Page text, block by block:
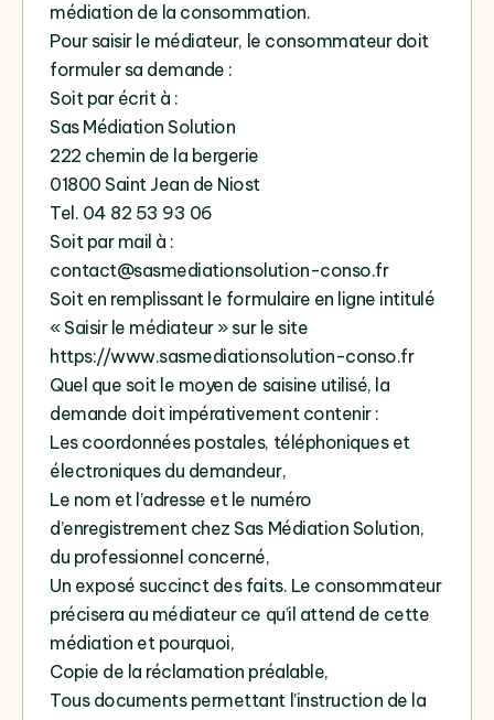
médiation de la consommation.
Pour saisir le médiateur, le consommateur doit
formuler sa demande :
Soit par écrit à :
Sas Médiation Solution
222 chemin de la bergerie
01800 Saint Jean de Niost
Tel. 04 82 53 93 06
Soit par mail à :
contact@sasmediationsolution-conso.fr
Soit en remplissant le formulaire en ligne intitulé
« Saisir le médiateur » sur le site
https://www.sasmediationsolution-conso.fr
Quel que soit le moyen de saisine utilisé, la
demande doit impérativement contenir :
Les coordonnées postales, téléphoniques et
électroniques du demandeur,
Le nom et l’adresse et le numéro
d’enregistrement chez Sas Médiation Solution,
du professionnel concerné,
Un exposé succinct des faits. Le consommateur
précisera au médiateur ce qu’il attend de cette
médiation et pourquoi,
Copie de la réclamation préalable,
Tous documents permettant l’instruction de la